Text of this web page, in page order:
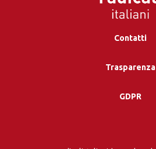
Contatti
Trasparenza
GDPR